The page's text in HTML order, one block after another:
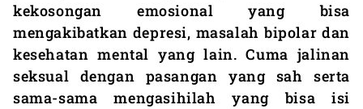
kekosongan emosional yang bisa
mengakibatkan depresi, masalah bipolar dan
kesehatan mental yang lain. Cuma jalinan
seksual dengan pasangan yang sah serta
sama-sama mengasihilah yang bisa isi